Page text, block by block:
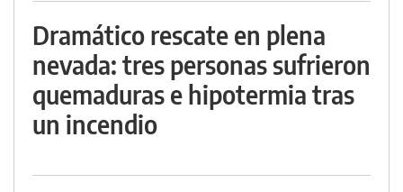
Dramático rescate en plena
nevada: tres personas sufrieron
quemaduras e hipotermia tras
un incendio